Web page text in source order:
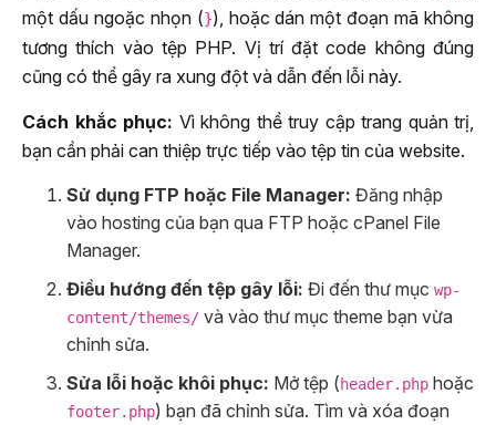
một dấu ngoặc nhọn (}), hoặc dán một đoạn mã không
tương thích vào tệp PHP. Vị trí đặt code không đúng
cũng có thể gây ra xung đột và dẫn đến lỗi này.
Cách khắc phục: Vì không thể truy cập trang quản trị,
bạn cần phải can thiệp trực tiếp vào tệp tin của website.
Sử dụng FTP hoặc File Manager: Đăng nhập
vào hosting của bạn qua FTP hoặc cPanel File
Manager.
Điều hướng đến tệp gây lỗi: Đi đến thư mục wp-
content/themes/ và vào thư mục theme bạn vừa
chỉnh sửa.
Sửa lỗi hoặc khôi phục: Mở tệp (header.php hoặc
footer.php) bạn đã chỉnh sửa. Tìm và xóa đoạn